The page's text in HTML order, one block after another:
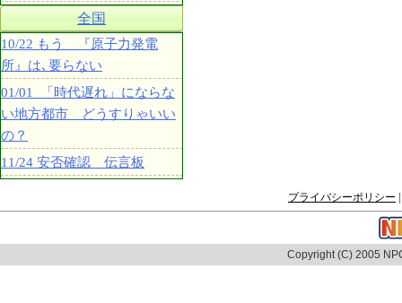
全国
10/22 もう 『原子力発電
所』は､要らない
01/01 「時代遅れ」にならな
い地方都市 どうすりゃいい
の？
11/24 安否確認 伝言板
プライバシーポリシー
Copyright (C) 2005